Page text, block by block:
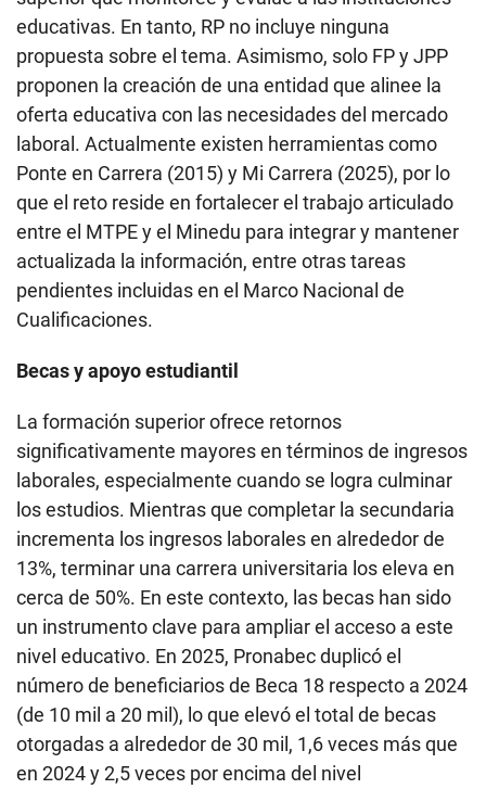
educativas. En tanto, RP no incluye ninguna
propuesta sobre el tema. Asimismo, solo FP y JPP
proponen la creación de una entidad que alinee la
oferta educativa con las necesidades del mercado
laboral. Actualmente existen herramientas como
Ponte en Carrera (2015) y Mi Carrera (2025), por lo
que el reto reside en fortalecer el trabajo articulado
entre el MTPE y el Minedu para integrar y mantener
actualizada la información, entre otras tareas
pendientes incluidas en el Marco Nacional de
Cualificaciones.
Becas y apoyo estudiantil
La formación superior ofrece retornos
significativamente mayores en términos de ingresos
laborales, especialmente cuando se logra culminar
los estudios. Mientras que completar la secundaria
incrementa los ingresos laborales en alrededor de
13%, terminar una carrera universitaria los eleva en
cerca de 50%. En este contexto, las becas han sido
un instrumento clave para ampliar el acceso a este
nivel educativo. En 2025, Pronabec duplicó el
número de beneficiarios de Beca 18 respecto a 2024
(de 10 mil a 20 mil), lo que elevó el total de becas
otorgadas a alrededor de 30 mil, 1,6 veces más que
en 2024 y 2,5 veces por encima del nivel